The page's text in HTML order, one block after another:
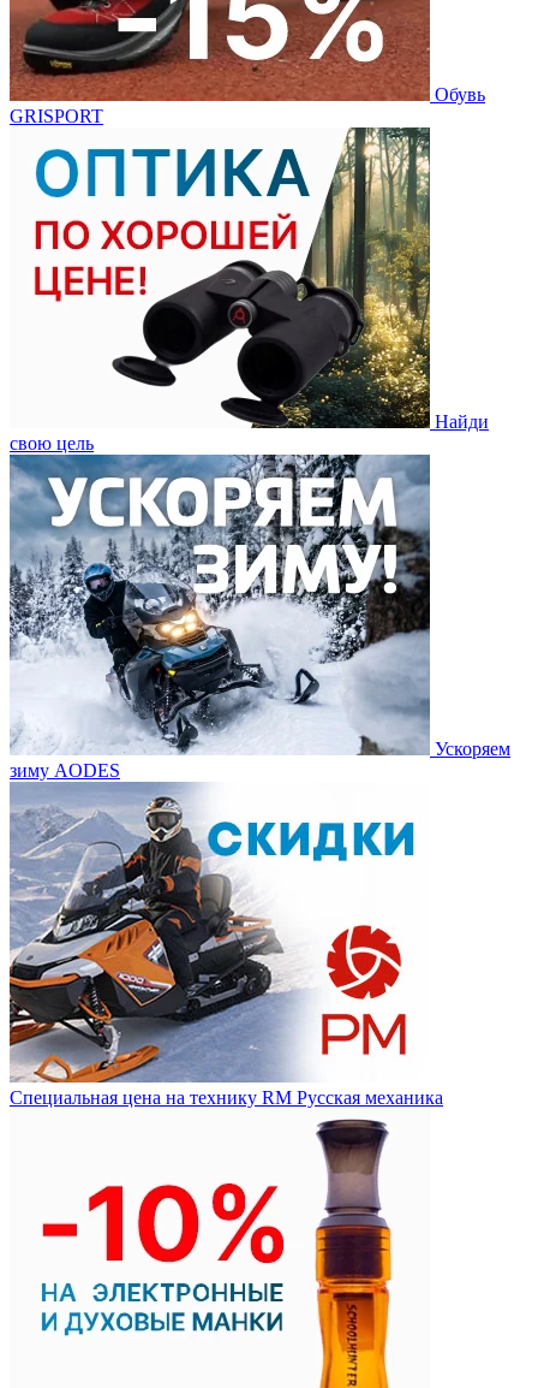
Обувь
GRISPORT
Найди
свою цель
Ускоряем
зиму AODES
Специальная цена на технику RM Русская механика